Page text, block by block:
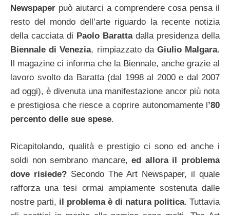
Newspaper può aiutarci a comprendere cosa pensa il
resto del mondo dell’arte riguardo la recente notizia
della cacciata di Paolo Barattadalla presidenza della
Biennale di Venezia, rimpiazzato daGiulio Malgara.
Il magazine ci informa che la Biennale, anche grazie al
lavoro svolto da Baratta (dal 1998 al 2000 e dal 2007
ad oggi), è divenuta una manifestazione ancor più nota
e prestigiosa che riesce a coprire autonomamente l’80
percento delle sue spese.
Ricapitolando, qualità e prestigio ci sono ed anche i
soldi non sembrano mancare, ed allora il problema
dove risiede? Secondo The Art Newspaper, il quale
rafforza una tesi ormai ampiamente sostenuta dalle
nostre parti, il problema è di natura politica. Tuttavia